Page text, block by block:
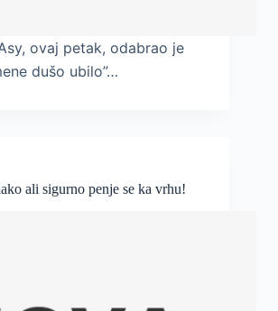
ovaj petak, odabrao je
dušo ubilo”…
ali sigurno penje se ka vrhu!